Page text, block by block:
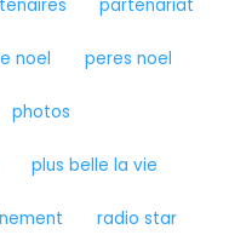
partenariat
noel peres noel
photos
plus belle la vie
radio star